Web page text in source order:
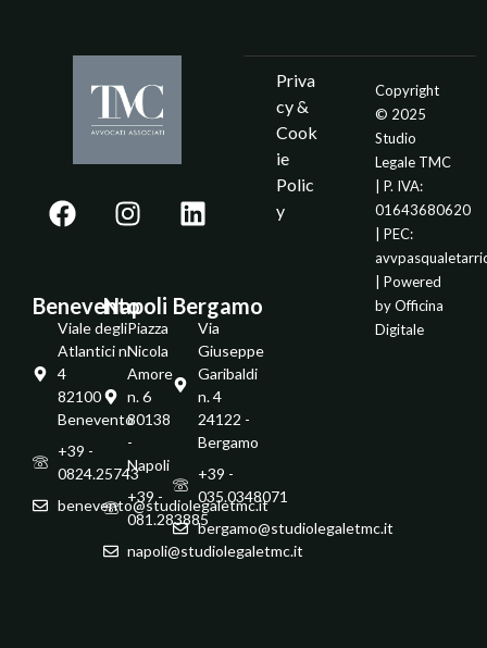
Benevento
Viale degli
Atlantici n.
4
82100 -
Benevento
+39 -
0824.25743
benevento@studiolegaletmc.it
Napoli
Piazza
Nicola
Amore
n. 6
80138
-
Napoli
+39 -
081.283885
napoli@studiolegaletmc.it
Bergamo
Via
Giuseppe
Garibaldi
n. 4
24122 -
Bergamo
+39 -
035.0348071
bergamo@studiolegaletmc.it
Priva
cy &
Cook
ie
Polic
y
Copyright
© 2025
Studio
Legale TMC
| P. IVA:
01643680620
| PEC:
| Powered
byOfficina
Digitale